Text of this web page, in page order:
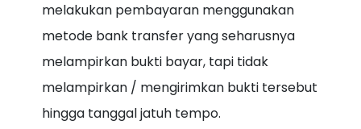
melakukan pembayaran menggunakan
metode bank transfer yang seharusnya
melampirkan bukti bayar, tapi tidak
melampirkan / mengirimkan bukti tersebut
hingga tanggal jatuh tempo.